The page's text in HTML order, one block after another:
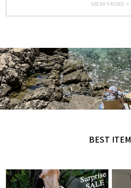
VIEW MORE +
MADE by NANING9
BEST ITEM